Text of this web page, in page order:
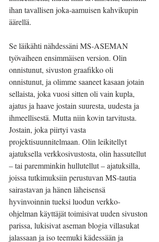
ihan tavallisen joka-aamuisen kahvikupin
äärellä.
Se läikähti nähdessäni MS-ASEMAN
työvaiheen ensimmäisen version. Olin
onnistunut, sivuston graafikko oli
onnistunut, ja olimme saaneet kasaan jotain
sellaista, joka vuosi sitten oli vain kupla,
ajatus ja haave jostain suuresta, uudesta ja
ihmeellisestä. Mutta niin kovin tarvitusta.
Jostain, joka piirtyi vasta
projektisuunnitelmaan. Olin leikitellyt
ajatuksella verkkosivustosta, olin hassutellut
– tai paremminkin hullutellut – ajatuksilla,
joissa tutkimuksiin perustuvan MS-tautia
sairastavan ja hänen läheisensä
hyvinvoinnin tueksi luodun verkko-
ohjelman käyttäjät toimisivat uuden sivuston
parissa, lukisivat aseman blogia villasukat
jalassaan ja iso teemuki kädessään ja